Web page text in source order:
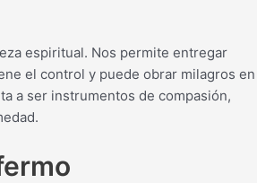
espiritual. Nos permite entregar
el control y puede obrar milagros en
a ser instrumentos de compasión,